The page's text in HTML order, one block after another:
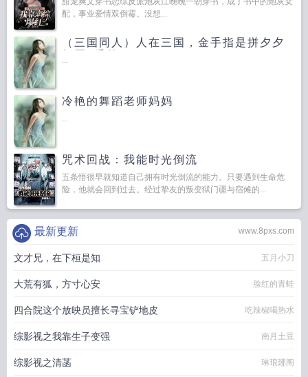
配，事业爱情双倒霉。没想...
（三国同人）人在三国，金手指是拼夕夕
...
冷艳的舞蹈老师妈妈
...
咒术回战：我能时光倒流
五条悟很早就知道自己拥有时光倒流的能力。只要遇到生命危
险，他就会回到过去。经过挚友的叛变狱门疆与宿傩的...
www.8pxs.com
最新更新
文才兄，在下桓是知 五月小刀
大荒有狐，方寸心安 脸红的青蛙
四合院这个放映员擅长寻宝铲地皮 吃辣椒喝热水
综影视之我靠生子变强 南月土豆
综影视之清菡 琳琅琊阁